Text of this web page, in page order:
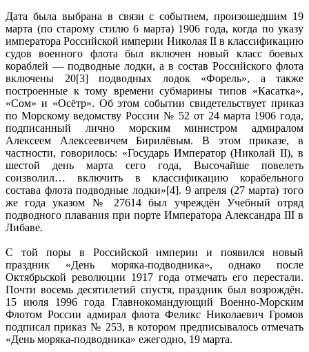
Дата была выбрана в связи с событием, произошедшим 19
марта (по старому стилю 6 марта) 1906 года, когда по указу
императора Российской империи Николая II в классификацию
судов военного флота был включен новый класс боевых
кораблей — подводные лодки, а в состав Российского флота
включены 20[3] подводных лодок «Форель», а также
построенные к тому времени субмарины типов «Касатка»,
«Сом» и «Осётр». Об этом событии свидетельствует приказ
по Морскому ведомству России № 52 от 24 марта 1906 года,
подписанный лично морским министром адмиралом
Алексеем Алексеевичем Бирилёвым. В этом приказе, в
частности, говорилось: «Государь Император (Николай II), в
шестой день марта сего года, Высочайше повелеть
соизволил… включить в классификацию корабельного
состава флота подводные лодки»[4]. 9 апреля (27 марта) того
же года указом № 27614 был учреждён Учебный отряд
подводного плавания при порте Императора Александра III в
Либаве.
С той поры в Российской империи и появился новый
праздник «День моряка-подводника», однако после
Октябрьской революции 1917 года отмечать его перестали.
Почти восемь десятилетий спустя, праздник был возрождён.
15 июля 1996 года Главнокомандующий Военно-Морским
Флотом России адмирал флота Феликс Николаевич Громов
подписал приказ № 253, в котором предписывалось отмечать
«День моряка-подводника» ежегодно, 19 марта.